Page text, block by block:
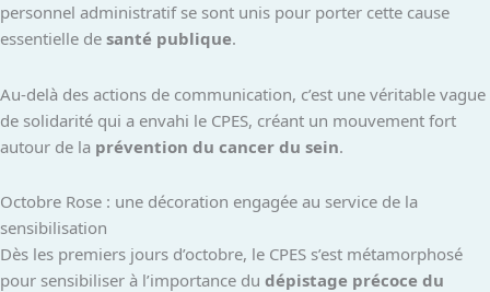
personnel administratif se sont unis pour porter cette cause
essentielle de santé publique.
Au-delà des actions de communication, c’est une véritable vague
de solidarité qui a envahi le CPES, créant un mouvement fort
autour de la prévention du cancer du sein.
Octobre Rose : une décoration engagée au service de la
sensibilisation
Dès les premiers jours d’octobre, le CPES s’est métamorphosé
pour sensibiliser à l’importance du dépistage précoce du